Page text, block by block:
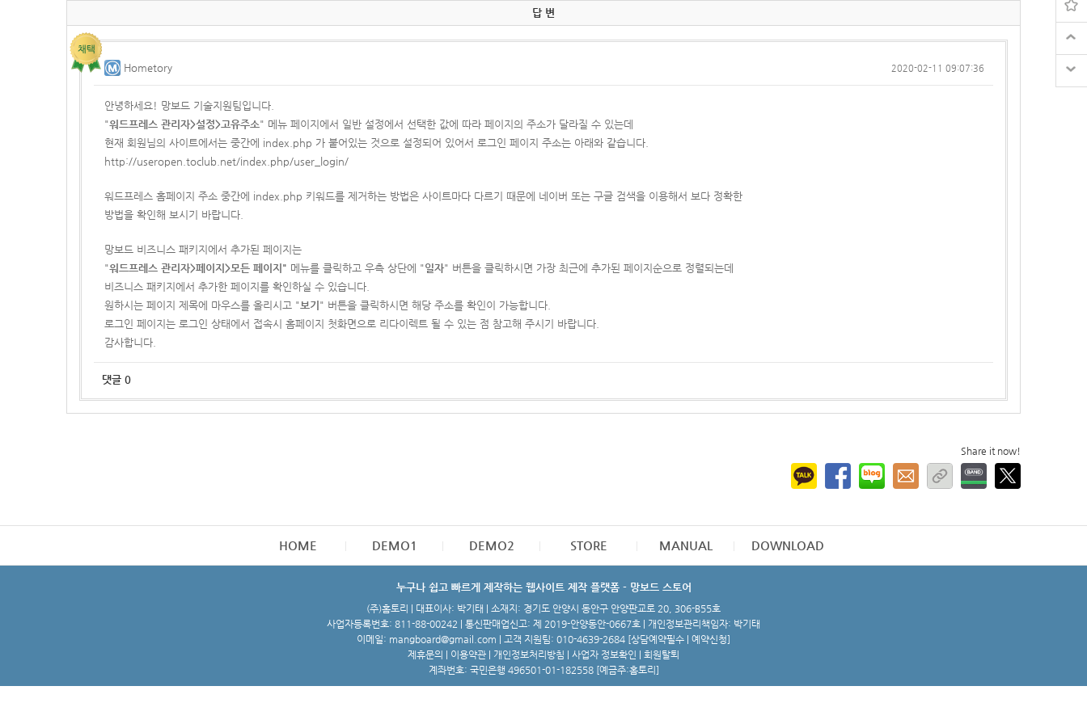
답 변
Hometory 2020-02-11 09:07:36
안녕하세요! 망보드 기술지원팀입니다.
"워드프레스 관리자>설정>고유주소" 메뉴 페이지에서 일반 설정에서 선택한 값에 따라 페이지의 주소가 달라질 수 있는데
현재 회원님의 사이트에서는 중간에 index.php 가 붙어있는 것으로 설정되어 있어서 로그인 페이지 주소는 아래와 같습니다.
http://useropen.toclub.net/index.php/user_login/
워드프레스 홈페이지 주소 중간에 index.php 키워드를 제거하는 방법은 사이트마다 다르기 때문에 네이버 또는 구글 검색을 이용해서 보다 정확한
방법을 확인해 보시기 바랍니다.
망보드 비즈니스 패키지에서 추가된 페이지는
"워드프레스 관리자>페이지>모든 페이지" 메뉴를 클릭하고 우측 상단에 "일자" 버튼을 클릭하시면 가장 최근에 추가된 페이지순으로 정렬되는데
비즈니스 패키지에서 추가한 페이지를 확인하실 수 있습니다.
원하시는 페이지 제목에 마우스를 올리시고 "보기 " 버튼을 클릭하시면 해당 주소를 확인이 가능합니다.
로그인 페이지는 로그인 상태에서 접속시 홈페이지 첫화면으로 리다이렉트 될 수 있는 점 참고해 주시기 바랍니다.
감사합니다.
댓글 0
Share it now!
HOME DEMO1 DEMO2 STORE MANUAL DOWNLOAD
누구나 쉽고 빠르게 제작하는 웹사이트 제작 플랫폼 - 망보드 스토어
(주)홈토리 | 대표이사: 박기태 | 소재지: 경기도 안양시 동안구 안양판교로 20, 306-B55호
사업자등록번호: 811-88-00242 | 통신판매업신고: 제 2019-안양동안-0667호 | 개인정보관리책임자: 박기태
이메일: mangboard@gmail.com | 고객 지원팀: 010-4639-2684 [상담예약필수 | 예약신청]
제휴문의
이용약관 개인정보처리방침 사업자 정보확인
회원탈퇴
계좌번호: 국민은행 496501-01-182558 [예금주:홈토리]